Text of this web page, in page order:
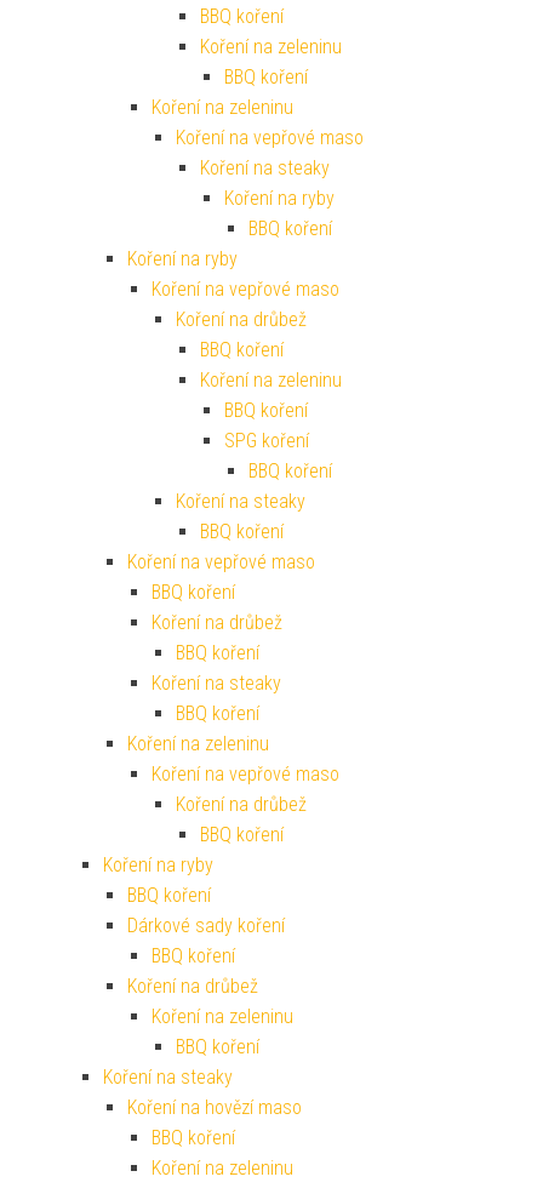
BBQ koření
Koření na zeleninu
BBQ koření
Koření na zeleninu
Koření na vepřové maso
Koření na steaky
Koření na ryby
BBQ koření
Koření na ryby
Koření na vepřové maso
Koření na drůbež
BBQ koření
Koření na zeleninu
BBQ koření
SPG koření
BBQ koření
Koření na steaky
BBQ koření
Koření na vepřové maso
BBQ koření
Koření na drůbež
BBQ koření
Koření na steaky
BBQ koření
Koření na zeleninu
Koření na vepřové maso
Koření na drůbež
BBQ koření
Koření na ryby
BBQ koření
Dárkové sady koření
BBQ koření
Koření na drůbež
Koření na zeleninu
BBQ koření
Koření na steaky
Koření na hovězí maso
BBQ koření
Koření na zeleninu